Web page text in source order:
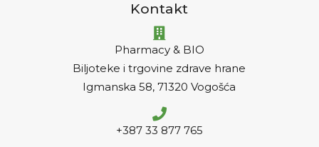
Kontakt
Pharmacy & BIO
Biljoteke i trgovine zdrave hrane
Igmanska 58, 71320 Vogošća
+387 33 877 765